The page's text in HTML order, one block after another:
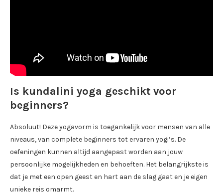
Is kundalini yoga geschikt voor
beginners?
Absoluut! Deze yogavorm is toegankelijk voor mensen van alle
niveaus, van complete beginners tot ervaren yogi’s. De
oefeningen kunnen altijd aangepast worden aan jouw
persoonlijke mogelijkheden en behoeften. Het belangrijkste is
dat je met een open geest en hart aan de slag gaat en je eigen
unieke reis omarmt.